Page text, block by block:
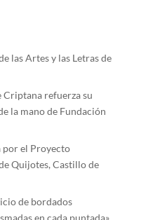
las Artes y las Letras de
Criptana refuerza su
la mano de Fundación
por el Proyecto
Quijotes, Castillo de
de bordados